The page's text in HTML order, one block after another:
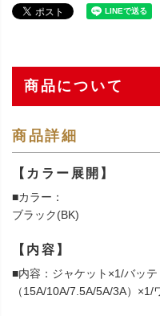
商品について
商品詳細
【カラー展開】
■カラー：
ブラック(BK)
【内容】
■内容：ジャケット×1/バッ
（15A/10A/7.5A/5A/3A）